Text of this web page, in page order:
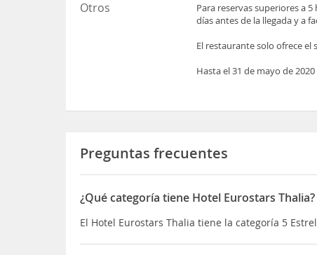
Otros
Para reservas superiores a
días antes de la llegada y a
El restaurante solo ofrece el
Hasta el 31 de mayo de
Preguntas frecuentes
¿Qué categoría tiene Hotel Eurostars Thalia?
El Hotel Eurostars Thalia tiene la categoría 5